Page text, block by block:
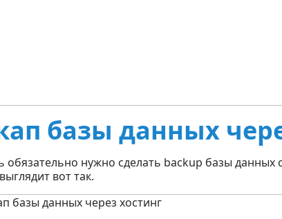
базы данных
обязательно нужно сделать backup базы данных
вот так.